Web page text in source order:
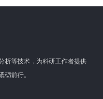
析等技术，为科研工作者提供
砺前行。